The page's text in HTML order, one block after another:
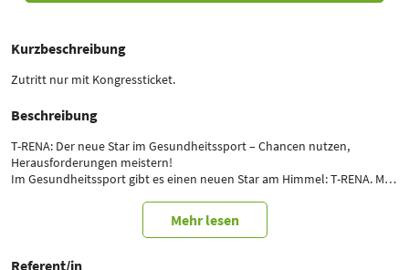
Kurzbeschreibung
Zutritt nur mit Kongressticket.
Beschreibung
T-RENA: Der neue Star im Gesundheitssport – Chancen nutzen,
Herausforderungen meistern!
Im Gesundheitssport gibt es einen neuen Star am Himmel: T-RENA. Mit
Therapieprogramm schnell zu einer unverzichtbaren Säule in der
Nachsorge entwickelt. Doch wie bei jeder neuen Chance gibt es auch
integrieren, ohne von Bürokratie und Verwaltungsaufwand erdrückt zu
Mehr lesen
Referent/in